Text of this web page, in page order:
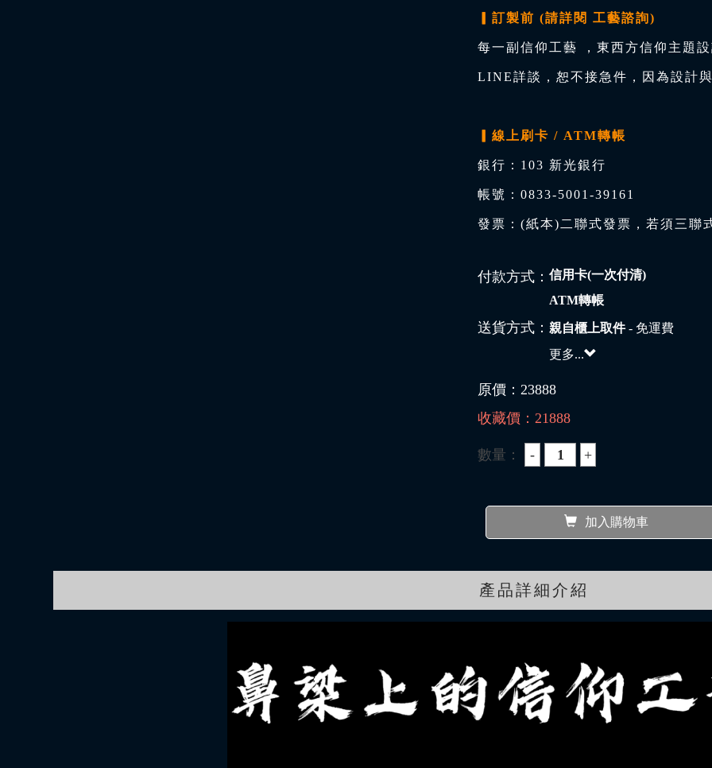
▎訂製前 (請詳閱 工藝諮詢)
每一副信仰工藝 ，東西方信仰主題
LINE詳談，恕不接急件，因為設計
▎線上刷卡 / ATM轉帳
銀行：103 新光銀行
帳號：0833-5001-39161
發票：(紙本)二聯式發票，若須三聯
付款方式：信用卡(一次付清)
ATM轉帳
送貨方式：親自櫃上取件- 免運費
更多...
原價： 23888
收藏價： 21888
數量：
加入購物車
產品詳細介紹